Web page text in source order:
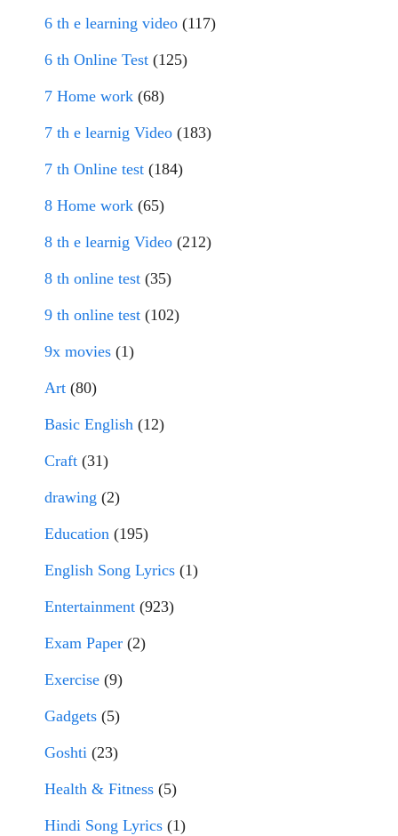
6 th e learning video (117)
6 th Online Test (125)
7 Home work (68)
7 th e learnig Video (183)
7 th Online test (184)
8 Home work (65)
8 th e learnig Video (212)
8 th online test (35)
9 th online test (102)
9x movies (1)
Art (80)
Basic English (12)
Craft (31)
drawing (2)
Education (195)
English Song Lyrics (1)
Entertainment (923)
Exam Paper (2)
Exercise (9)
Gadgets (5)
Goshti (23)
Health & Fitness (5)
Hindi Song Lyrics (1)